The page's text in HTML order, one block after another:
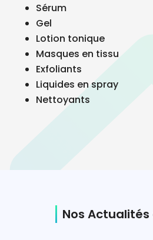
Sérum
Gel
Lotion tonique
Masques en tissu
Exfoliants
Liquides en spray
Nettoyants
Nos Actualités